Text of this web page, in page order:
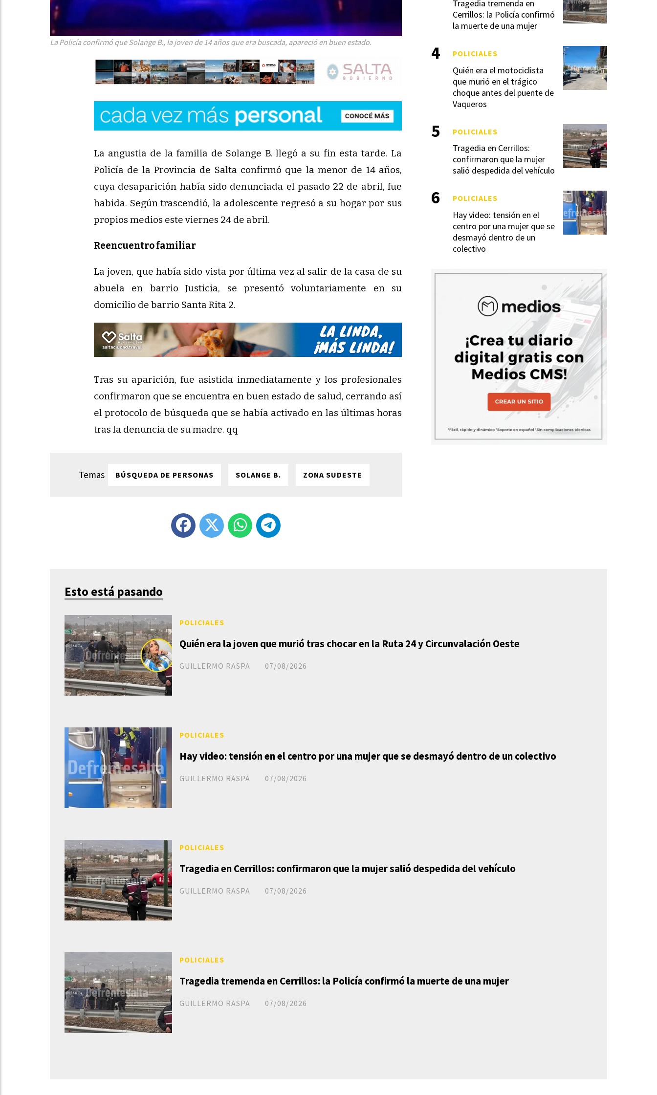
La Policía confirmó que Solange B., la joven de 14 años que era buscada, apareció en buen estado.
La angustia de la familia de Solange B. llegó a su fin esta tarde. La
Policía de la Provincia de Salta confirmó que la menor de 14 años,
cuya desaparición había sido denunciada el pasado 22 de abril, fue
habida. Según trascendió, la adolescente regresó a su hogar por sus
propios medios este viernes 24 de abril.
Reencuentro familiar
La joven, que había sido vista por última vez al salir de la casa de su
abuela en barrio Justicia, se presentó voluntariamente en su
domicilio de barrio Santa Rita 2.
Tras su aparición, fue asistida inmediatamente y los profesionales
confirmaron que se encuentra en buen estado de salud, cerrando así
el protocolo de búsqueda que se había activado en las últimas horas
tras la denuncia de su madre. qq
BÚSQUEDA DE PERSONAS SOLANGE B. ZONA SUDESTE
Esto está pasando
Quién era la joven que murió tras chocar en la Ruta 24 y Circunvalación Oeste
GUILLERMO RASPA
POLICIALES
07/08/2026
Hay video: tensión en el centro por una mujer que se desmayó dentro de un colectivo
GUILLERMO RASPA
POLICIALES
07/08/2026
Tragedia en Cerrillos: confirmaron que la mujer salió despedida del vehículo
GUILLERMO RASPA
POLICIALES
07/08/2026
Tragedia tremenda en Cerrillos: la Policía confirmó la muerte de una mujer
GUILLERMO RASPA
POLICIALES
07/08/2026
Tragedia tremenda en
Cerrillos: la Policía confirmó
la muerte de una mujer
Quién era el motociclista
que murió en el trágico
choque antes del puente de
Vaqueros
POLICIALES
Tragedia en Cerrillos:
confirmaron que la mujer
salió despedida del vehículo
POLICIALES
Hay video: tensión en el
centro por una mujer que se
desmayó dentro de un
colectivo
POLICIALES